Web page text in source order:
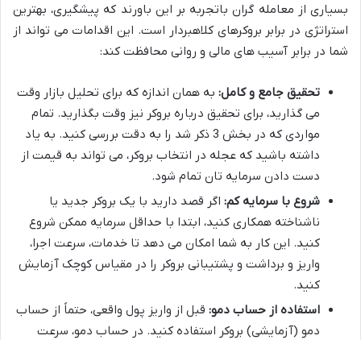
بسیاری از معامله گران باتجربه بر این باورند که پیشگیری، بهترین
استراتژی در برابر بروکرهای کلاهبردار است. این اقدامات می تواند از
شما در برابر آسیب های مالی و روانی محافظت کند:
تحقیق جامع و کامل: به همان اندازه که برای تحلیل بازار وقت
می گذارید، برای تحقیق درباره بروکر نیز وقت بگذارید. تمام
مواردی که در بخش 3 ذکر شد را به دقت بررسی کنید. به یاد
داشته باشید که عجله در انتخاب بروکر، می تواند به قیمت از
دست دادن سرمایه تان تمام شود.
شروع با سرمایه کم: اگر قصد دارید با یک بروکر جدید یا
ناشناخته همکاری کنید، ابتدا با حداقل سرمایه ممکن شروع
کنید. این کار به شما امکان می دهد تا خدمات، سرعت اجرا،
واریز و برداشت و پشتیبانی بروکر را در مقیاس کوچک آزمایش
کنید.
استفاده از حساب دمو: قبل از واریز پول واقعی، حتماً از حساب
دمو (آزمایشی) بروکر استفاده کنید. در حساب دمو، سرعت